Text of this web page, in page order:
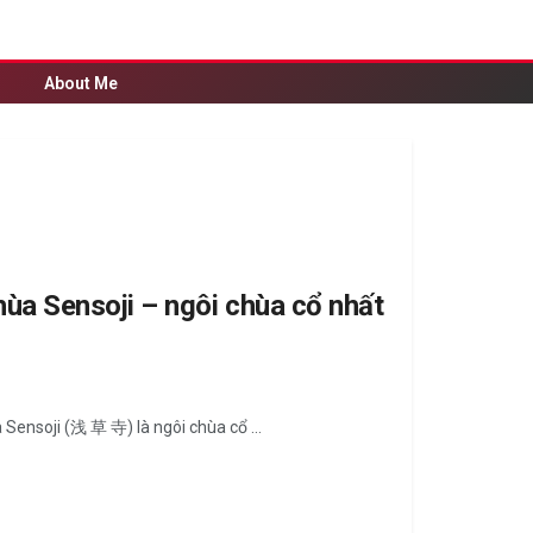
About Me
Sensoji – ngôi chùa cổ nhất
(浅 草 寺) là ngôi chùa cổ ...